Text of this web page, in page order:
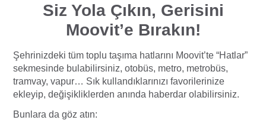
Siz Yola Çıkın, Gerisini
Moovit’e Bırakın!
Şehrinizdeki tüm toplu taşıma hatlarını Moovit’te “Hatlar”
sekmesinde bulabilirsiniz, otobüs, metro, metrobüs,
tramvay, vapur… Sık kullandıklarınızı favorilerinize
ekleyip, değişikliklerden anında haberdar olabilirsiniz.
Bunlara da göz atın: